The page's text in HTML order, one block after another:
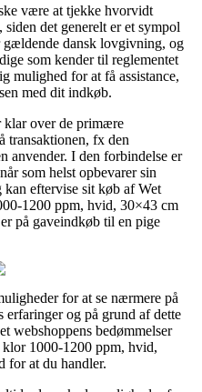
være at tjekke hvorvidt
det generelt er et sympol
gældende dansk lovgivning, og
som kender til reglementet
mulighed for at få assistance,
med dit indkøb.
klar over de primære
transaktionen, fx den
anvender. I den forbindelse er
som helst opbevarer sin
kan eftervise sit køb af Wet
1200 ppm, hvid, 30×43 cm
på gaveindkøb til en pige
for at se nærmere på
erfaringer og på grund af dette
webshoppens bedømmelser
1000-1200 ppm, hvid,
for at du handler.